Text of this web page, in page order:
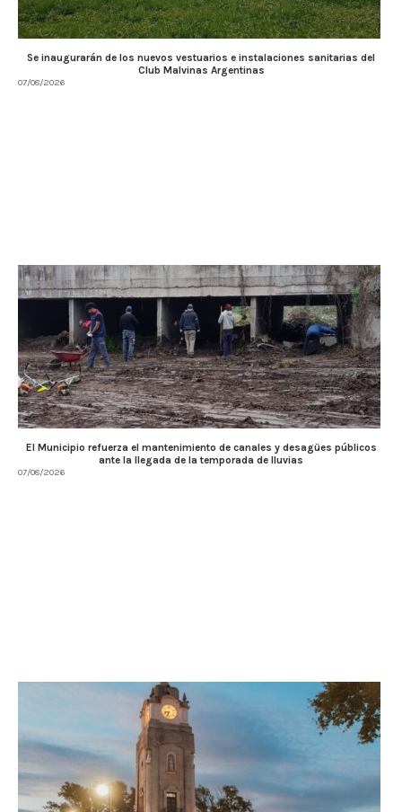
Se inaugurarán de los nuevos vestuarios e instalaciones sanitarias del
Club Malvinas Argentinas
07/08/2026
El Municipio refuerza el mantenimiento de canales y desagües públicos
ante la llegada de la temporada de lluvias
07/08/2026